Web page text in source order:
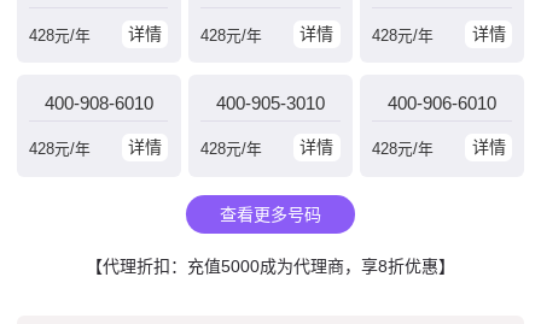
详情
428元/年 详情
428元/年 详情
428元/年
400-908-6010
详情
428元/年
400-905-3010
详情
428元/年
400-906-6010
详情
428元/年
查看更多号码
【代理折扣：充值5000成为代理商，享8折优惠】